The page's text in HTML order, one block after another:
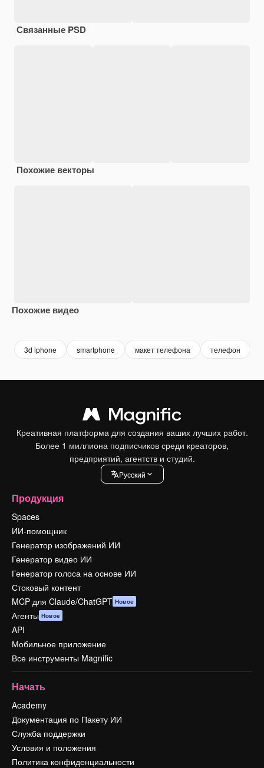
Связанные PSD
Похожие векторы
Похожие видео
3d iphone smartphone макет телефона телефон
Креативная платформа для создания ваших лучших работ.
Более 1 миллиона подписчиков среди креаторов,
предприятий, агентств и студий.
Pусский
Продукция
Spaces
ИИ-помощник
Генератор изображений ИИ
Генератор видео ИИ
Генератор голоса на основе ИИ
Стоковый контент
MCP для Claude/ChatGPT Новое
Агенты Новое
API
Мобильное приложение
Все инструменты Magnific
Начать
Academy
Документация по Пакету ИИ
Служба поддержки
Условия и положения
Политика конфиденциальности